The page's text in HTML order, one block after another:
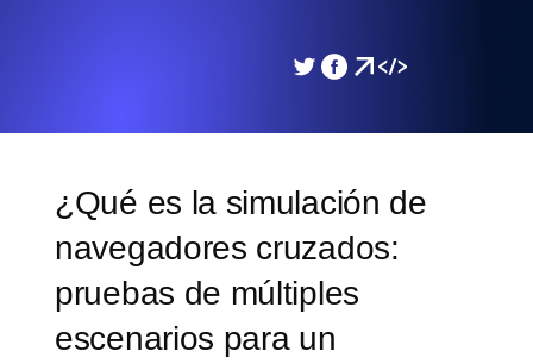
¿Qué es la simulación de
navegadores cruzados:
pruebas de múltiples
escenarios para un